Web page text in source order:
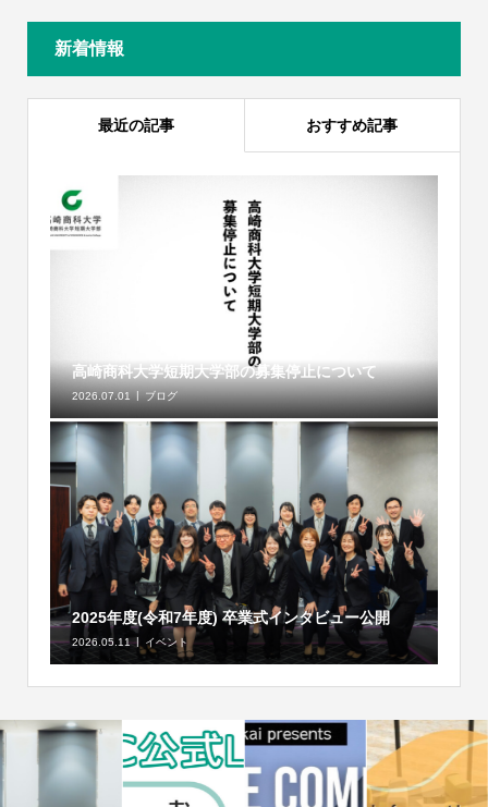
新着情報
最近の記事 おすすめ記事
高崎商科大学短期大学部の募集停止について
2026.07.01 ブログ
2025年度(令和7年度) 卒業式インタビュー公開
2026.05.11 イベント